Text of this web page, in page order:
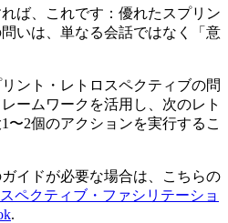
ば、これです：優れたスプリン
いは、単なる会話ではなく「意
ント・レトロスペクティブの問
ームワークを活用し、次のレト
〜2個のアクションを実行するこ
イドが必要な場合は、こちらの
ペクティブ・ファシリテーショ
.